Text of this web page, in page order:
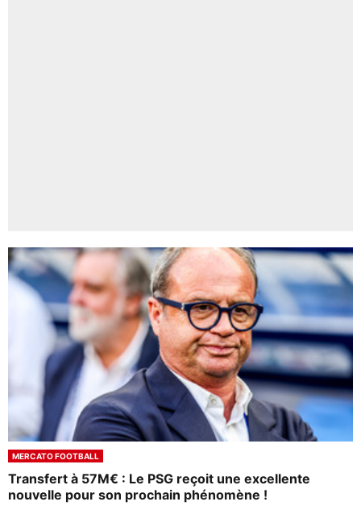
MERCATO FOOTBALL
Transfert à 57M€ : Le PSG reçoit une excellente
nouvelle pour son prochain phénomène !